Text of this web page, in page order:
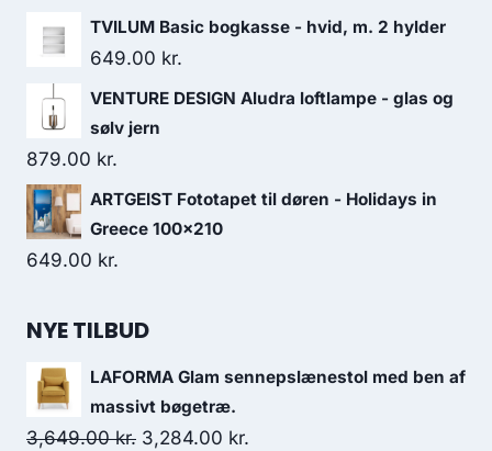
TVILUM Basic bogkasse - hvid, m. 2 hylder
649.00 kr.
VENTURE DESIGN Aludra loftlampe - glas og
sølv jern
879.00 kr.
ARTGEIST Fototapet til døren - Holidays in
Greece 100x210
649.00 kr.
NYE TILBUD
LAFORMA Glam sennepslænestol med ben af
massivt bøgetræ.
3,649.00kr. 3,284.00 kr.